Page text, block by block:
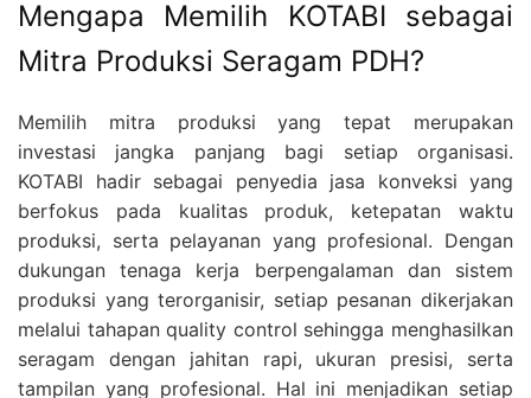
Mengapa Memilih KOTABI sebagai
Mitra Produksi Seragam PDH?
Memilih mitra produksi yang tepat merupakan
investasi jangka panjang bagi setiap organisasi.
KOTABI hadir sebagai penyedia jasa konveksi yang
berfokus pada kualitas produk, ketepatan waktu
produksi, serta pelayanan yang profesional. Dengan
dukungan tenaga kerja berpengalaman dan sistem
produksi yang terorganisir, setiap pesanan dikerjakan
melalui tahapan quality control sehingga menghasilkan
seragam dengan jahitan rapi, ukuran presisi, serta
tampilan yang profesional. Hal ini menjadikan setiap